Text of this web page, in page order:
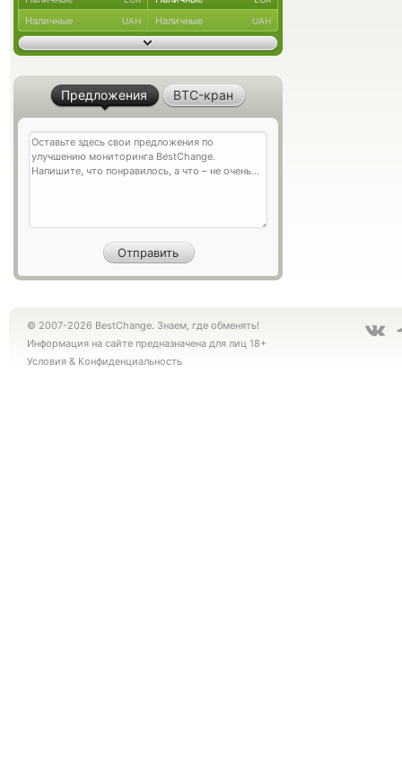
Наличные UAH Наличные UAH
Предложения BTC-кран
© 2007-2026 BestChange. Знаем, где обменять!
Информация на сайте предназначена для лиц 18+
Условия & Конфиденциальность